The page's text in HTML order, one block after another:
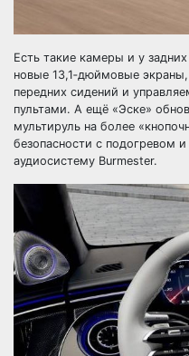
Есть такие камеры и у
новые 13,1‑дюймовые
передних сидений и
пультами. А ещё «Эске»
мультируль на более
безопасности с подогревом
аудиосистему Burmester.